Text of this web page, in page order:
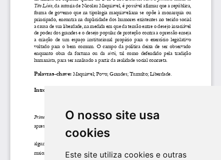
O nosso site usa
cookies
Este site utiliza cookies e outras